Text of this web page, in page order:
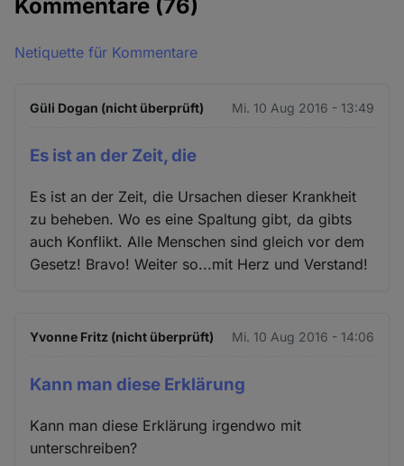
Kommentare (76)
Netiquette für Kommentare
Güli Dogan (nicht überprüft) Mi. 10 Aug 2016 - 13:49
Es ist an der Zeit, die
Es ist an der Zeit, die Ursachen dieser Krankheit
zu beheben. Wo es eine Spaltung gibt, da gibts
auch Konflikt. Alle Menschen sind gleich vor dem
Gesetz! Bravo! Weiter so...mit Herz und Verstand!
Yvonne Fritz (nicht überprüft) Mi. 10 Aug 2016 - 14:06
Kann man diese Erklärung
Kann man diese Erklärung irgendwo mit
unterschreiben?